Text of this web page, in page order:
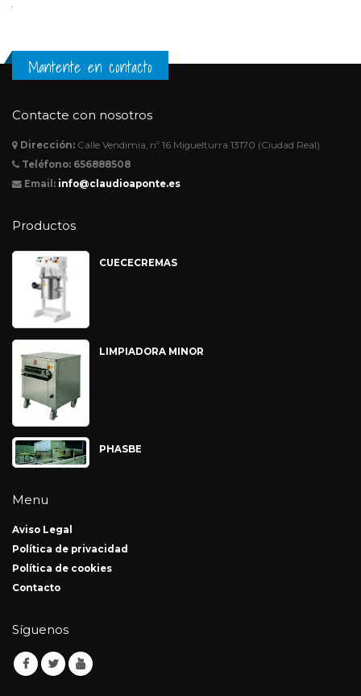
Mantente en contacto
Contacte con nosotros
Dirección: Calle Vendimia, nº 16 Miguelturra 13170 (Ciudad Real)
Teléfono: 656888508
Email: info@claudioaponte.es
Productos
CUECECREMAS
LIMPIADORA MINOR
PHASBE
Menu
Aviso Legal
Política de privacidad
Política de cookies
Contacto
Síguenos